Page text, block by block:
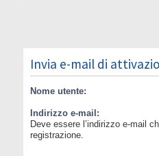
Invia e-mail di
Nome utente:
Indirizzo e-mail:
Deve essere l’indirizzo e-mail
registrazione.